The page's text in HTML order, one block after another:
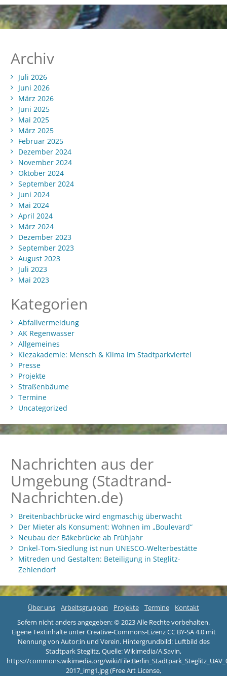
Archiv
Juli 2026
Juni 2026
März 2026
Juni 2025
Mai 2025
März 2025
Februar 2025
Dezember 2024
November 2024
Oktober 2024
September 2024
Juni 2024
Mai 2024
April 2024
März 2024
Dezember 2023
September 2023
August 2023
Juli 2023
Mai 2023
Kategorien
Abfallvermeidung
AK Regenwasser
Allgemeines
Kiezakademie: Mensch & Klima im Stadtparkviertel
Presse
Projekte
Straßenbäume
Termine
Uncategorized
Nachrichten aus der
Umgebung (Stadtrand-
Nachrichten.de)
Breitenbachbrücke wird engmaschig überwacht
Der Mieter als Konsument: Wohnen im „Boulevard“
Neubau der Bäkebrücke ab Frühjahr
Onkel-Tom-Siedlung ist nun UNESCO-Welterbestätte
Mitreden und Gestalten: Beteiligung in Steglitz-
Zehlendorf
Über uns Arbeitsgruppen Projekte Termine
Kontakt
Sofern nicht anders angegeben: © 2023 Alle Rechte vorbehalten.
Eigene Textinhalte unter Creative-Commons-Lizenz CC BY-SA 4.0 mit
Nennung von Autor:in und Verein. Hintergrundbild: Luftbild des
Stadtpark Steglitz, Quelle: Wikimedia/A.Savin,
https://commons.wikimedia.org/wiki/
2017_img1.jpg (Free Art License,